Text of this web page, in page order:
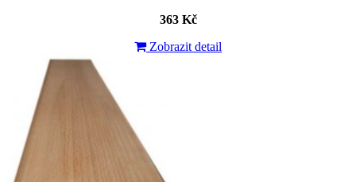
363 Kč
Zobrazit detail